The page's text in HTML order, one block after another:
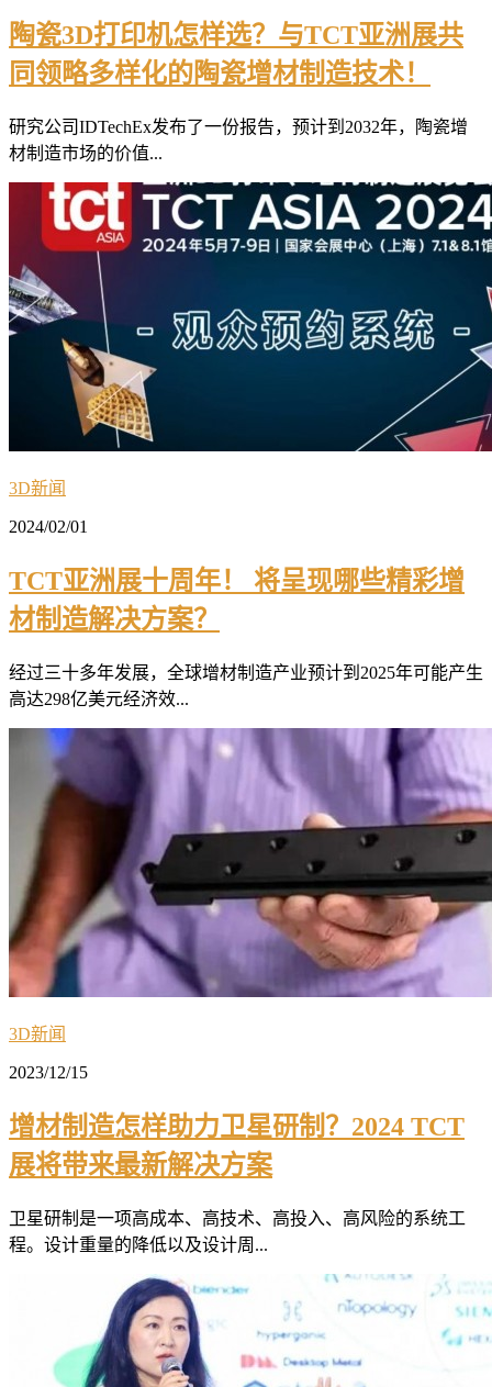
陶瓷3D打印机怎样选？与TCT亚洲展共
同领略多样化的陶瓷增材制造技术！
研究公司IDTechEx发布了一份报告，预计到2032年，陶瓷增
材制造市场的价值...
3D新闻
2024/02/01
TCT亚洲展十周年！ 将呈现哪些精彩增
材制造解决方案？
经过三十多年发展，全球增材制造产业预计到2025年可能产生
高达298亿美元经济效...
3D新闻
2023/12/15
增材制造怎样助力卫星研制？2024 TCT
展将带来最新解决方案
卫星研制是一项高成本、高技术、高投入、高风险的系统工
程。设计重量的降低以及设计周...